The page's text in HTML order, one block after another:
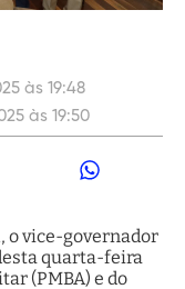
às 19:48
às 19:50
o vice-governador
quarta-feira
(PMBA) e do